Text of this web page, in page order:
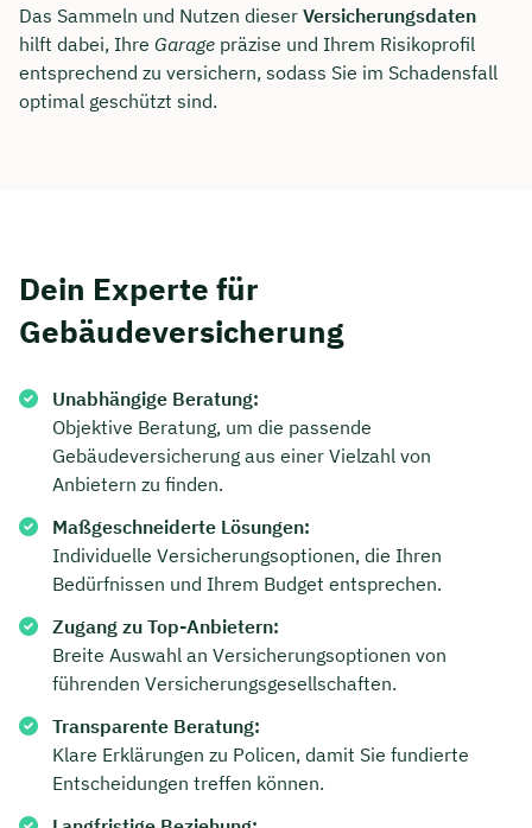
Das Sammeln und Nutzen dieser Versicherungsdaten
hilft dabei, Ihre Garage präzise und Ihrem Risikoprofil
entsprechend zu versichern, sodass Sie im Schadensfall
optimal geschützt sind.
Dein Experte für
Gebäudeversicherung
Unabhängige Beratung:
Objektive Beratung, um die passende
Gebäudeversicherung aus einer Vielzahl von
Anbietern zu finden.
Maßgeschneiderte Lösungen:
Individuelle Versicherungsoptionen, die Ihren
Bedürfnissen und Ihrem Budget entsprechen.
Zugang zu Top-Anbietern:
Breite Auswahl an Versicherungsoptionen von
führenden Versicherungsgesellschaften.
Transparente Beratung:
Klare Erklärungen zu Policen, damit Sie fundierte
Entscheidungen treffen können.